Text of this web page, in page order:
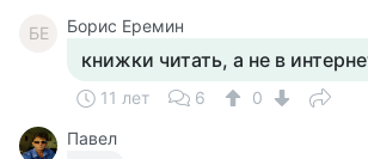
БЕ Борис Еремин
книжки читать, а не в
11 лет 6
0
Павел